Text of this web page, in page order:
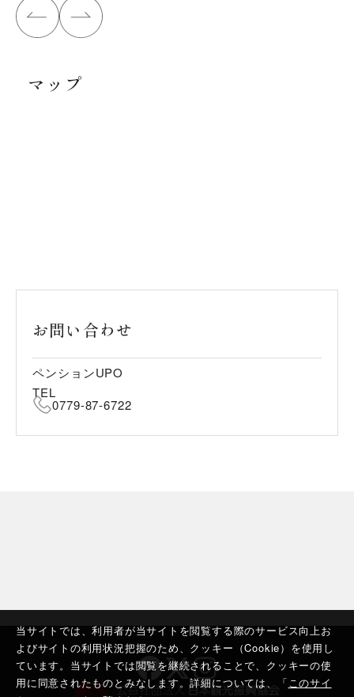
当サイトでは、利用者が当サイトを閲覧する際のサービス向上お
よびサイトの利用状況把握のため、クッキー（Cookie）を使用し
ています。当サイトでは閲覧を継続されることで、クッキーの使
用に同意されたものとみなします。詳細については、「このサイ
マップ
お問い合わせ
ペンションUPO
TEL
0779-87-6722